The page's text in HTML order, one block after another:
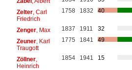
Zelter, Carl
Friedrich
1758 1832 40
Zenger, Max 1837 1911
32
Zeuner, Karl
Traugott
1775 1841 49
Zöllner,
Heinrich
1854 1941 15